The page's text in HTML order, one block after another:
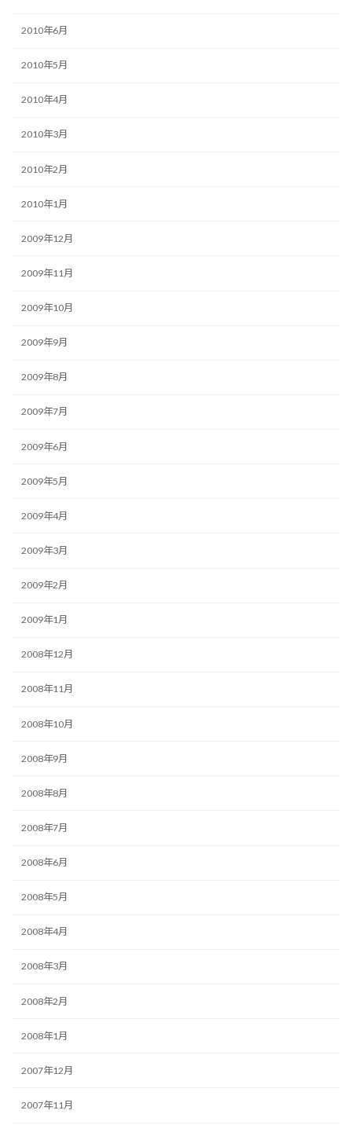
2010年6月
2010年5月
2010年4月
2010年3月
2010年2月
2010年1月
2009年12月
2009年11月
2009年10月
2009年9月
2009年8月
2009年7月
2009年6月
2009年5月
2009年4月
2009年3月
2009年2月
2009年1月
2008年12月
2008年11月
2008年10月
2008年9月
2008年8月
2008年7月
2008年6月
2008年5月
2008年4月
2008年3月
2008年2月
2008年1月
2007年12月
2007年11月